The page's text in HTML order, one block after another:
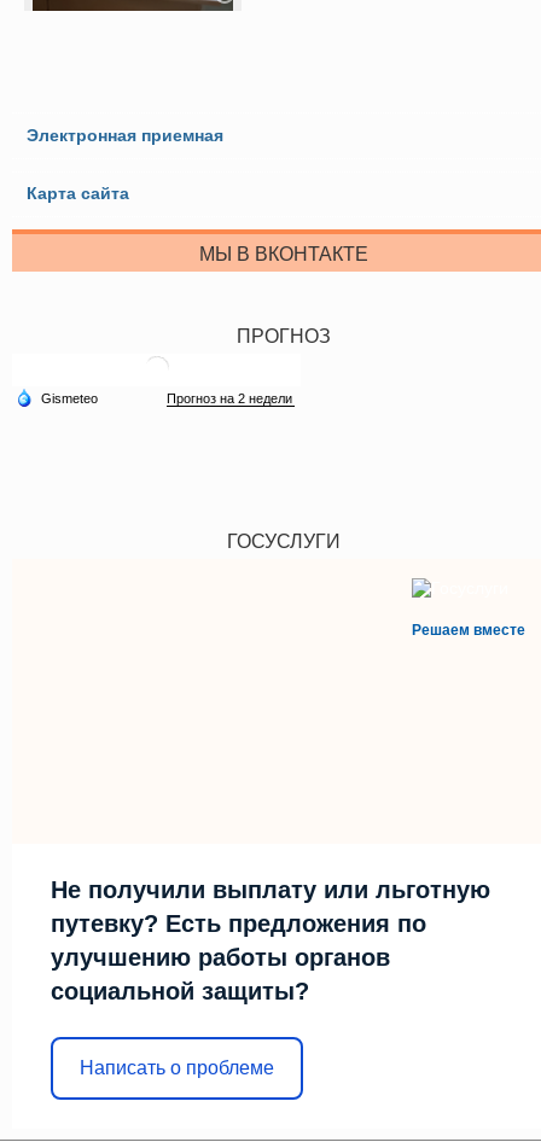
Электронная приемная
Карта сайта
МЫ В ВКОНТАКТЕ
ПРОГНОЗ
ГОСУСЛУГИ
Решаем вместе
Не получили выплату или льготную
путевку? Есть предложения по
улучшению работы органов
социальной защиты?
Написать о проблеме